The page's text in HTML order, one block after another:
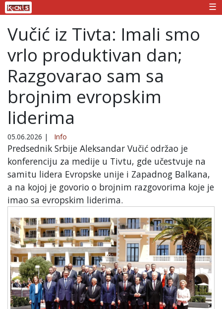
☰
Vučić iz Tivta: Imali smo
vrlo produktivan dan;
Razgovarao sam sa
brojnim evropskim
liderima
05.06.2026 | Info
Predsednik Srbije Aleksandar Vučić održao je
konferenciju za medije u Tivtu, gde učestvuje na
samitu lidera Evropske unije i Zapadnog Balkana,
a na kojoj je govorio o brojnim razgovorima koje je
imao sa evropskim liderima.